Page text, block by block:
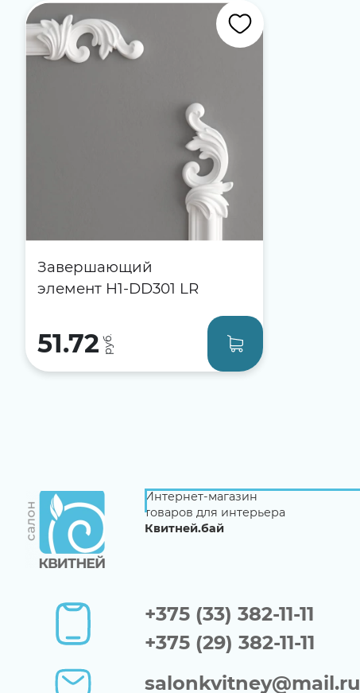
Завершающий
элемент H1-DD301 LR
51.72
Интернет-магазин
товаров для интерьера
Квитней.бай
+375 (33) 382-11-11
+375 (29) 382-11-11
salonkvitney@mail.ru